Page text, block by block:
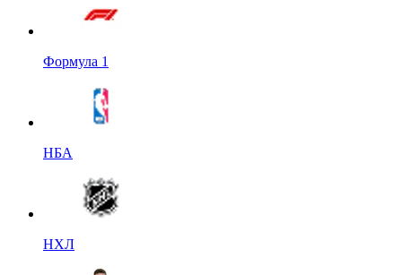
Формула 1
НБА
НХЛ